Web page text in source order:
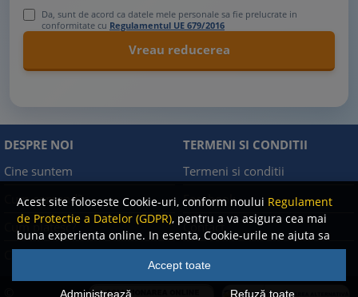
Acest site foloseste Cookie-uri, conform noului Regulament
de Protectie a Datelor (GDPR), pentru a va asigura cea mai
buna experienta online. In esenta, Cookie-urile ne ajuta sa
imbunatatim continutul de pe site, oferindu-va dvs.,
cititorul, o experienta online personalizata si mult mai
rapida. Ele sunt folosite doar de site-ul nostru si partenerii
Accept toate
Administrează Refuză toate
Da, sunt de acord ca datele mele personale sa fie prelucrate in
conformitate cu Regulamentul UE 679/2016
DESPRE NOI
Cine suntem
Cum comand?
Cum platesc?
TERMENI SI CONDITII
Termeni si conditii
Facebook
Contact